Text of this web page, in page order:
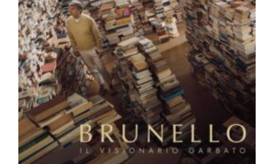
n
a
u
s
Ö
st
e
rr
ei
c
h